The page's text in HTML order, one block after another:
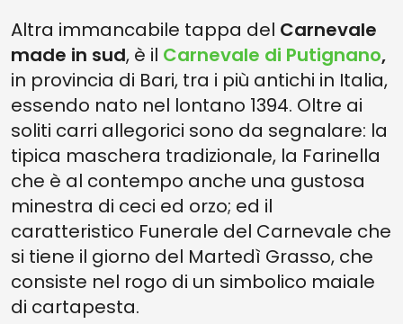
Altra immancabile tappa del Carnevale
made in sud, è il Carnevale di Putignano,
in provincia di Bari, tra i più antichi in Italia,
essendo nato nel lontano 1394. Oltre ai
soliti carri allegorici sono da segnalare: la
tipica maschera tradizionale, la Farinella
che è al contempo anche una gustosa
minestra di ceci ed orzo; ed il
caratteristico Funerale del Carnevale che
si tiene il giorno del Martedì Grasso, che
consiste nel rogo di un simbolico maiale
di cartapesta.